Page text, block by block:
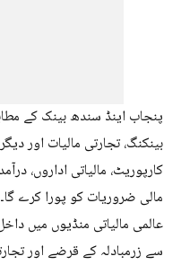
پنجاب اینڈ سندھ بینک کے
بینکنگ، تجارتی مالیات اور
کارپوریٹ، مالیاتی اداروں،
مالی ضروریات کو پورا کرے
عالمی مالیاتی منڈیوں میں
سے زرمبادلہ کے قرضے اور